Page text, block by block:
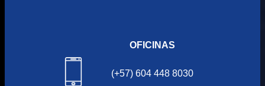
OFICINAS
(+57) 604 448 8030